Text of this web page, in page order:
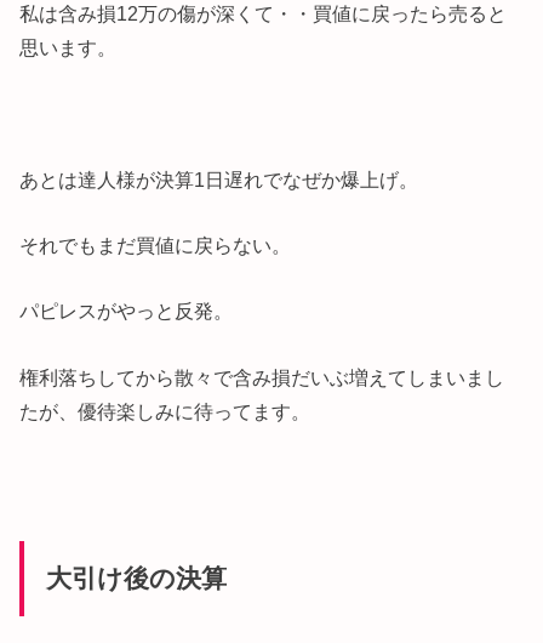
私は含み損12万の傷が深くて・・買値に戻ったら売ると
思います。
あとは達人様が決算1日遅れでなぜか爆上げ。
それでもまだ買値に戻らない。
パピレスがやっと反発。
権利落ちしてから散々で含み損だいぶ増えてしまいまし
たが、優待楽しみに待ってます。
大引け後の決算